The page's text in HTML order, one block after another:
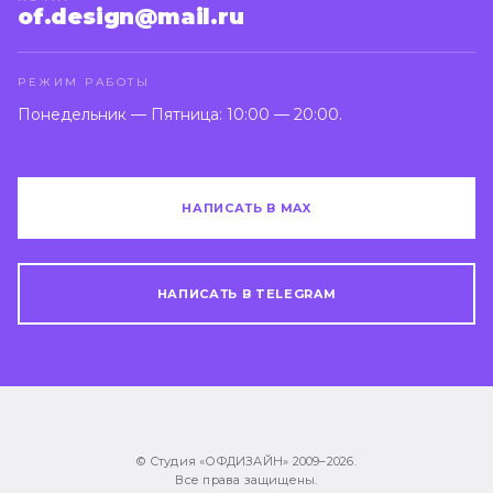
of.design@mail.ru
РЕЖИМ РАБОТЫ
Понедельник — Пятница: 10:00 — 20:00.
НАПИСАТЬ В MAX
НАПИСАТЬ В TELEGRAM
© Студия «ОФДИЗАЙН» 2009–2026
Все права защищены.